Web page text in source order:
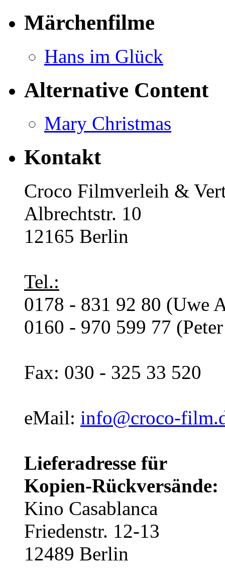
Märchenfilme
Hans im Glück
Alternative Content
Mary Christmas
Kontakt
Croco Filmverleih &
Albrechtstr. 10
12165 Berlin
Tel.:
0178 - 831 92 80 (Uwe
0160 - 970 599 77
Fax: 030 - 325 33 520
eMail: info@croco-
Lieferadresse für
Kopien-Rückversände:
Kino Casablanca
Friedenstr. 12-13
12489 Berlin